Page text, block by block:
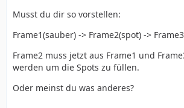
Musst du dir so vorstellen:
Frame1(sauber) -> Frame2(spot) ->
Frame2 muss jetzt aus Frame1 und
werden um die Spots zu füllen.
Oder meinst du was anderes?